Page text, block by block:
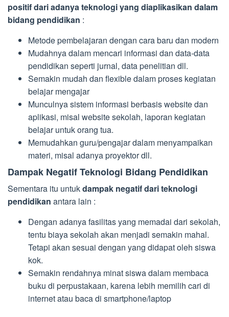
positif dari adanya teknologi yang diaplikasikan dalam
bidang pendidikan :
Metode pembelajaran dengan cara baru dan modern
Mudahnya dalam mencari informasi dan data-data
pendidikan seperti jurnal, data penelitian dll.
Semakin mudah dan flexible dalam proses kegiatan
belajar mengajar
Munculnya sistem informasi berbasis website dan
aplikasi, misal website sekolah, laporan kegiatan
belajar untuk orang tua.
Memudahkan guru/pengajar dalam menyampaikan
materi, misal adanya proyektor dll.
Dampak Negatif Teknologi Bidang Pendidikan
Sementara itu untukdampak negatif dari teknologi
pendidikan antara lain :
Dengan adanya fasilitas yang memadai dari sekolah,
tentu biaya sekolah akan menjadi semakin mahal.
Tetapi akan sesuai dengan yang didapat oleh siswa
kok.
Semakin rendahnya minat siswa dalam membaca
buku di perpustakaan, karena lebih memilih cari di
internet atau baca di smartphone/laptop